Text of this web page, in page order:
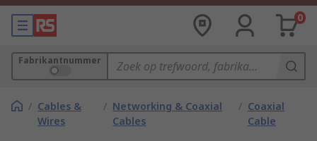
0
Fabrikantnummer
/ Cables &
Wires
/ Networking & Coaxial
Cables
/ Coaxial
Cable